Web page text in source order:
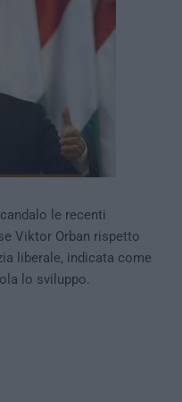
le recenti
Viktor Orban rispetto
liberale, indicata come
lo sviluppo.